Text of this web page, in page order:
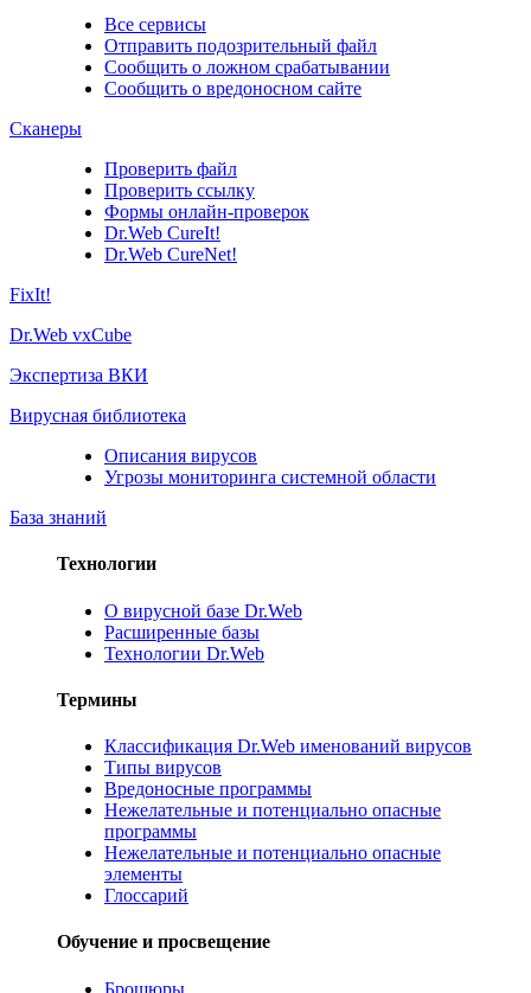
Все сервисы
Отправить подозрительный файл
Сообщить о ложном срабатывании
Сообщить о вредоносном сайте
Сканеры
Проверить файл
Проверить ссылку
Формы онлайн-проверок
Dr.Web CureIt!
Dr.Web CureNet!
FixIt!
Dr.Web vxCube
Экспертиза ВКИ
Вирусная библиотека
Описания вирусов
Угрозы мониторинга системной области
База знаний
Технологии
О вирусной базе Dr.Web
Расширенные базы
Технологии Dr.Web
Термины
Классификация Dr.Web именований вирусов
Типы вирусов
Вредоносные программы
Нежелательные и потенциально опасные
программы
Нежелательные и потенциально опасные
элементы
Глоссарий
Обучение и просвещение
Брошюры